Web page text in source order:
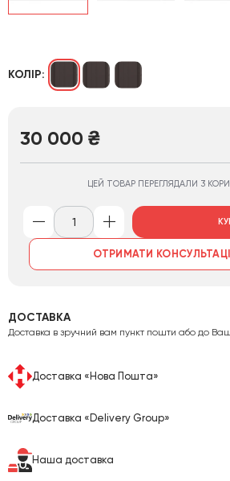
КОЛІР:
30 000 ₴
ЦЕЙ ТОВАР ПЕРЕГЛЯДАЛИ 3
ОТРИМАТИ
ДОСТАВКА
Доставка в зручний вам пункт пошти або до
Доставка «Нова Пошта»
Доставка «Delivery Group»
Наша доставка